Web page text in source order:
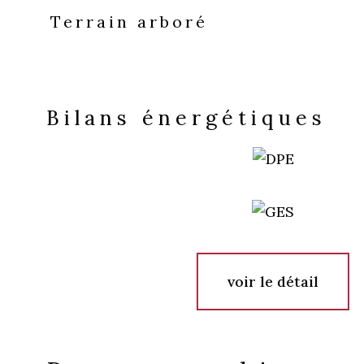
Terrain arboré
Bilans énergétiques
voir le détail